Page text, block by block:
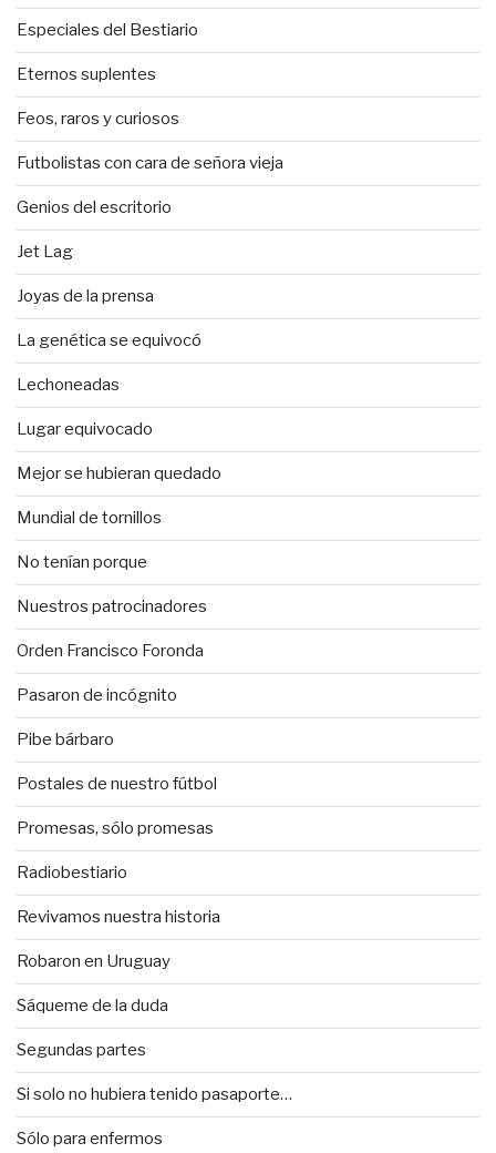
Especiales del Bestiario
Eternos suplentes
Feos, raros y curiosos
Futbolistas con cara de señora vieja
Genios del escritorio
Jet Lag
Joyas de la prensa
La genética se equivocó
Lechoneadas
Lugar equivocado
Mejor se hubieran quedado
Mundial de tornillos
No tenían porque
Nuestros patrocinadores
Orden Francisco Foronda
Pasaron de incógnito
Pibe bárbaro
Postales de nuestro fútbol
Promesas, sólo promesas
Radiobestiario
Revivamos nuestra historia
Robaron en Uruguay
Sáqueme de la duda
Segundas partes
Si solo no hubiera tenido pasaporte…
Sólo para enfermos